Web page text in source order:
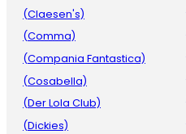
(Claesen's)
(Comma)
(Compania Fantastica)
(Cosabella)
(Der Lola Club)
(Dickies)